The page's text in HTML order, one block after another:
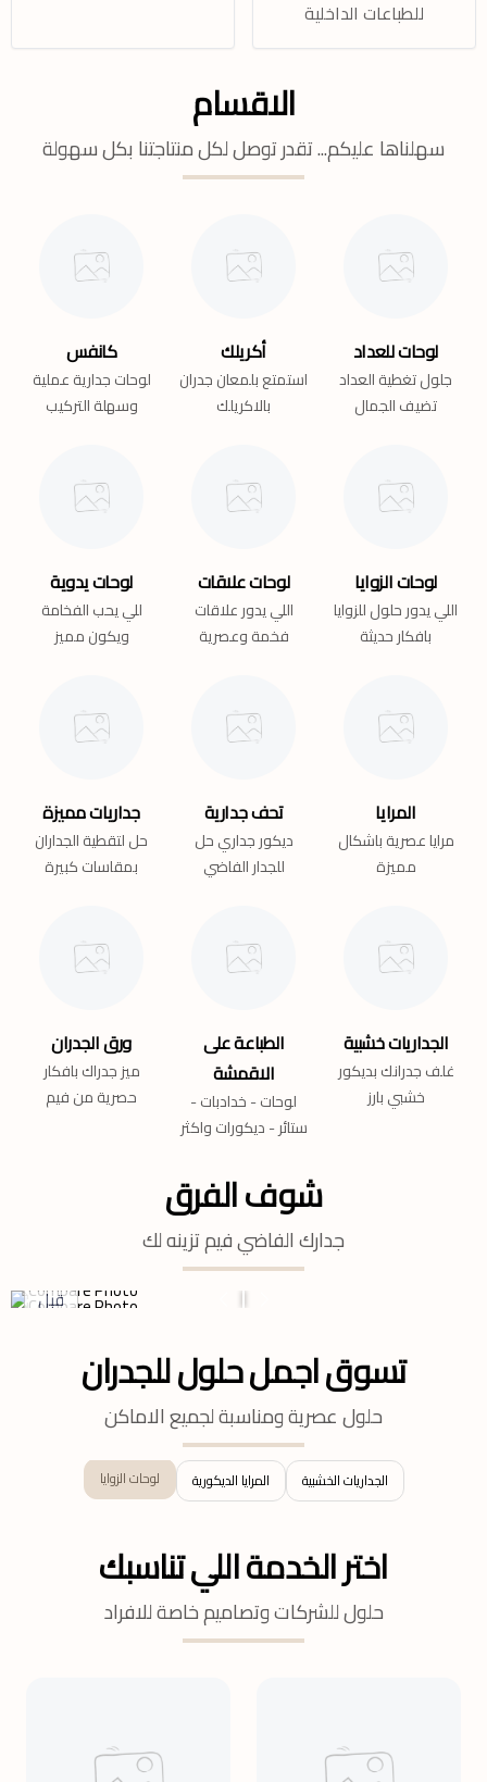
للطباعات الداخلية
الاقسام
سهلناها عليكم... تقدر توصل لكل منتاجتنا بكل سهولة
كانفس
لوحات جدارية عملية
وسهلة التركيب
أكريلك
استمتع بلمعان جدران
بالاكريلك
لوحات للعداد
جلول تغطية العداد
تضيف الجمال
لوحات يدوية
للي يحب الفخامة
ويكون مميز
لوحات علاقات
اللي يدور علاقات
فخمة وعصرية
لوحات الزوايا
اللي يدور حلول للزوايا
بافكار حديثة
جداريات مميزة
حل لتقطية الجداران
بمقاسات كبيرة
تحف جدارية
ديكور جداري حل
للجدار الفاضي
المرايا
مرايا عصرية باشكال
مميزة
ورق الجدران
ميز جدراك بافكار
حصرية من فيم
الطباعة على
الاقمشة
لوحات - خدادبات -
ستائر - ديكورات واكثر
الجداريات خشبية
غلف جدرانك بديكور
خشبي بارز
شوف الفرق
جدارك الفاضي فيم تزينه لك
قبل
تسوق اجمل حلول للجدران
حلول عصرية ومناسبة لجميع الاماكن
لوحات الزوايا المرايا الديكورية الجداريات الخشبية
اختر الخدمة اللي تناسبك
حلول للشركات وتصاميم خاصة للافراد